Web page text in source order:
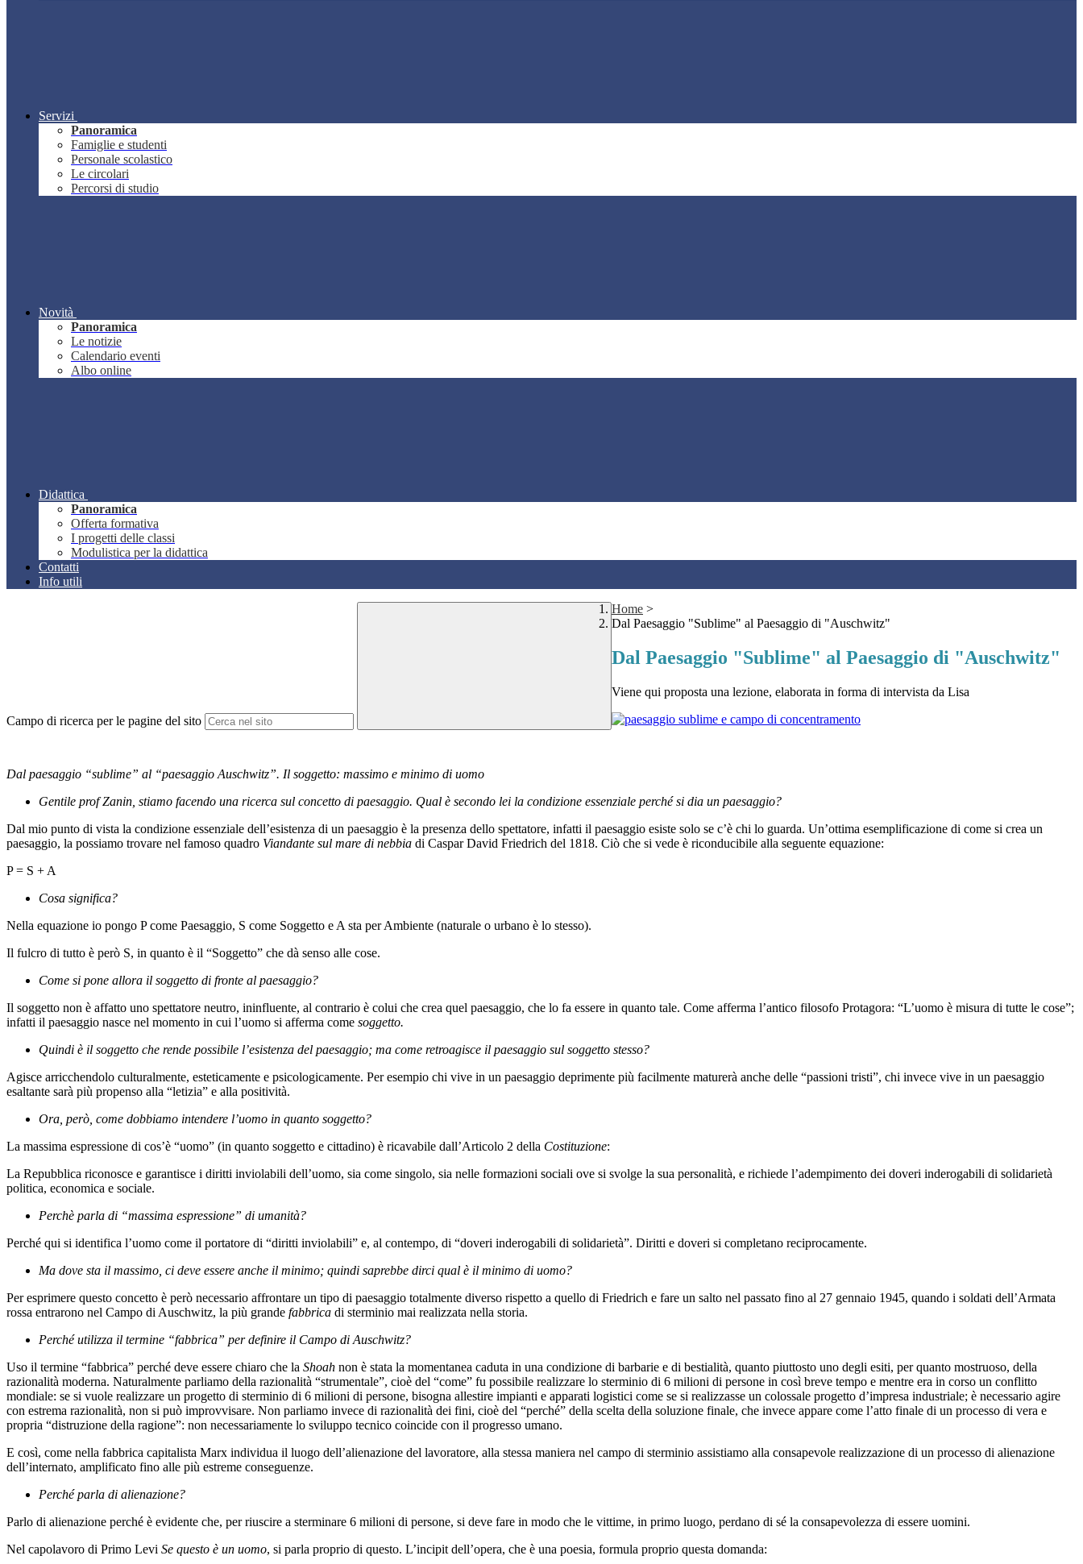
Servizi
Panoramica
Famiglie e studenti
Personale scolastico
Le circolari
Percorsi di studio
Novità
Panoramica
Le notizie
Calendario eventi
Albo online
Didattica
Panoramica
Offerta formativa
I progetti delle classi
Modulistica per la didattica
Contatti
Info utili
Campo di ricerca per le pagine del sito
Home >
Dal Paesaggio "Sublime" al Paesaggio di "Auschwitz"
Dal Paesaggio "Sublime" al Paesaggio di "Auschwitz"
Viene qui proposta una lezione, elaborata in forma di intervista da Lisa
Dal paesaggio “sublime” al “paesaggio Auschwitz”. Il soggetto: massimo e minimo di uomo
Gentile prof Zanin, stiamo facendo una ricerca sul concetto di paesaggio. Qual è secondo lei la condizione essenziale perché si dia un paesaggio?
Dal mio punto di vista la condizione essenziale dell’esistenza di un paesaggio è la presenza dello spettatore, infatti il paesaggio esiste solo se c’è chi lo guarda. Un’ottima esemplificazione di come si crea un
paesaggio, la possiamo trovare nel famoso quadro Viandante sul mare di nebbia di Caspar David Friedrich del 1818. Ciò che si vede è riconducibile alla seguente equazione:
P = S + A
Cosa significa?
Nella equazione io pongo P come Paesaggio, S come Soggetto e A sta per Ambiente (naturale o urbano è lo stesso).
Il fulcro di tutto è però S, in quanto è il “Soggetto” che dà senso alle cose.
Come si pone allora il soggetto di fronte al paesaggio?
Il soggetto non è affatto uno spettatore neutro, ininfluente, al contrario è colui che crea quel paesaggio, che lo fa essere in quanto tale. Come afferma l’antico filosofo Protagora: “L’uomo è misura di tutte le cose”;
infatti il paesaggio nasce nel momento in cui l’uomo si afferma come soggetto.
Quindi è il soggetto che rende possibile l’esistenza del paesaggio; ma come retroagisce il paesaggio sul soggetto stesso?
Agisce arricchendolo culturalmente, esteticamente e psicologicamente. Per esempio chi vive in un paesaggio deprimente più facilmente maturerà anche delle “passioni tristi”, chi invece vive in un paesaggio
esaltante sarà più propenso alla “letizia” e alla positività.
Ora, però, come dobbiamo intendere l’uomo in quanto soggetto?
La massima espressione di cos’è “uomo” (in quanto soggetto e cittadino) è ricavabile dall’Articolo 2 della Costituzione:
La Repubblica riconosce e garantisce i diritti inviolabili dell’uomo, sia come singolo, sia nelle formazioni sociali ove si svolge la sua personalità, e richiede l’adempimento dei doveri inderogabili di solidarietà
politica, economica e sociale.
Perchè parla di “massima espressione” di umanità?
Perché qui si identifica l’uomo come il portatore di “diritti inviolabili” e, al contempo, di “doveri inderogabili di solidarietà”. Diritti e doveri si completano reciprocamente.
Ma dove sta il massimo, ci deve essere anche il minimo; quindi saprebbe dirci qual è il minimo di uomo?
Per esprimere questo concetto è però necessario affrontare un tipo di paesaggio totalmente diverso rispetto a quello di Friedrich e fare un salto nel passato fino al 27 gennaio 1945, quando i soldati dell’Armata
rossa entrarono nel Campo di Auschwitz, la più grande fabbrica di sterminio mai realizzata nella storia.
Perché utilizza il termine “fabbrica” per definire il Campo di Auschwitz?
Uso il termine “fabbrica” perché deve essere chiaro che la Shoah non è stata la momentanea caduta in una condizione di barbarie e di bestialità, quanto piuttosto uno degli esiti, per quanto mostruoso, della
razionalità moderna. Naturalmente parliamo della razionalità “strumentale”, cioè del “come” fu possibile realizzare lo sterminio di 6 milioni di persone in così breve tempo e mentre era in corso un conflitto
mondiale: se si vuole realizzare un progetto di sterminio di 6 milioni di persone, bisogna allestire impianti e apparati logistici come se si realizzasse un colossale progetto d’impresa industriale; è necessario agire
con estrema razionalità, non si può improvvisare. Non parliamo invece di razionalità dei fini, cioè del “perché” della scelta della soluzione finale, che invece appare come l’atto finale di un processo di vera e
propria “distruzione della ragione”: non necessariamente lo sviluppo tecnico coincide con il progresso umano.
E così, come nella fabbrica capitalista Marx individua il luogo dell’alienazione del lavoratore, alla stessa maniera nel campo di sterminio assistiamo alla consapevole realizzazione di un processo di alienazione
dell’internato, amplificato fino alle più estreme conseguenze.
Perché parla di alienazione?
Parlo di alienazione perché è evidente che, per riuscire a sterminare 6 milioni di persone, si deve fare in modo che le vittime, in primo luogo, perdano di sé la consapevolezza di essere uomini.
Nel capolavoro di Primo Levi Se questo è un uomo, si parla proprio di questo. L’incipit dell’opera, che è una poesia, formula proprio questa domanda: